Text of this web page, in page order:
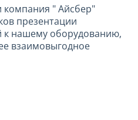
" Айсбер"
презентации
к нашему оборудованию,
взаимовыгодное